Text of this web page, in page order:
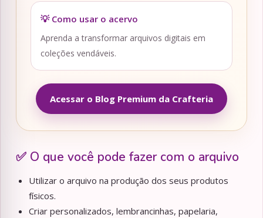
💡 Como usar o acervo
Aprenda a transformar arquivos digitais em
coleções vendáveis.
Acessar o Blog Premium da Crafteria
✅ O que você pode fazer com o arquivo
Utilizar o arquivo na produção dos seus produtos
físicos.
Criar personalizados, lembrancinhas, papelaria,